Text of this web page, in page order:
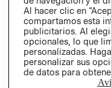
NIÑOS
Al hacer clic en
compartamos esta
publicitarios. Al
opcionales, lo que
personalizadas.
personalizar sus
de datos para